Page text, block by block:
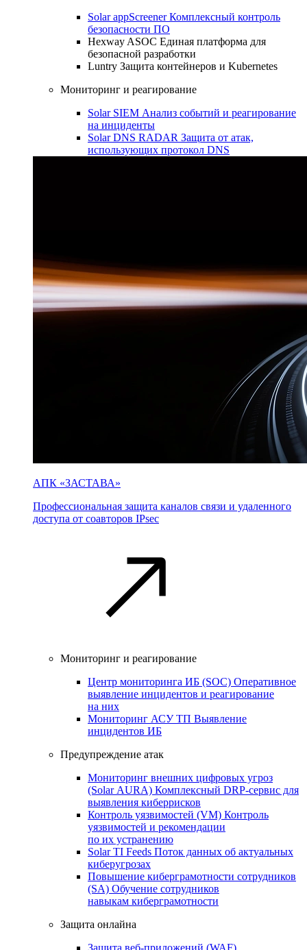
Solar appScreenerКомплексный контроль
безопасности ПО
Hexway ASOC Единая платформа для
безопасной разработки
Luntry Защита контейнеров и Kubernetes
Мониторинг и реагирование
Solar SIEM Анализ событий и реагирование
на инциденты
Solar DNS RADAR Защита от атак,
использующих протокол DNS
АПК «ЗАСТАВА»
Профессиональная защита каналов связи и удаленного
доступа от соавторов IPsec
Мониторинг и реагирование
Центр мониторинга ИБ (SOC) Оперативное
выявление инцидентов и реагирование
на них
Мониторинг АСУ ТП Выявление
инцидентов ИБ
Предупреждение атак
Мониторинг внешних цифровых угроз
(Solar AURA) Комплексный DRP-сервис для
выявления киберрисков
Контроль уязвимостей (VM) Контроль
уязвимостей и рекомендации
по их устранению
Solar TI Feeds Поток данных об актуальных
киберугрозах
Повышение киберграмотности сотрудников
(SA) Обучение сотрудников
навыкам киберграмотности
Защита онлайна
Защита веб-приложений (WAF)